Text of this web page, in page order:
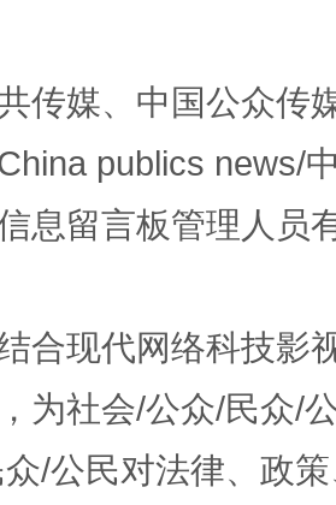
安的艺术幻境
传媒、中国公众传
publics news/
息留言板管理人员
合现代网络科技影
为社会/公众/民众/
/公民对法律、政